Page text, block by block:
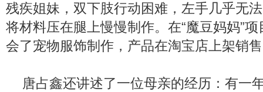
残疾姐妹，双下肢行动困难，左手几乎无
将材料压在腿上慢慢制作。在“魔豆妈妈”
会了宠物服饰制作，产品在淘宝店上架销
唐占鑫还讲述了一位母亲的经历：有一